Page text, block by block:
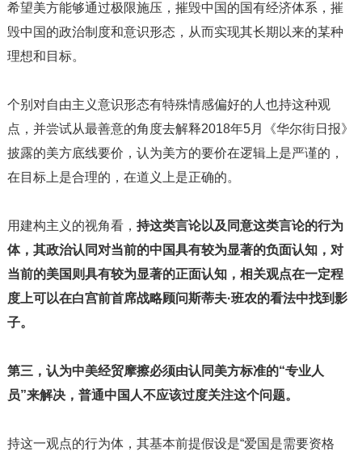
希望美方能够通过极限施压，摧毁中国的国有经济体系，摧
毁中国的政治制度和意识形态，从而实现其长期以来的某种
理想和目标。
个别对自由主义意识形态有特殊情感偏好的人也持这种观
点，并尝试从最善意的角度去解释2018年5月《华尔街日报》
披露的美方底线要价，认为美方的要价在逻辑上是严谨的，
在目标上是合理的，在道义上是正确的。
用建构主义的视角看， 持这类言论以及同意这类言论的行为
体，其政治认同对当前的中国具有较为显著的负面认知，对
当前的美国则具有较为显著的正面认知，相关观点在一定程
度上可以在白宫前首席战略顾问斯蒂夫·班农的看法中找到影
子。
第三，认为中美经贸摩擦必须由认同美方标准的“专业人
员”来解决，普通中国人不应该过度关注这个问题。
持这一观点的行为体，其基本前提假设是“爱国是需要资格